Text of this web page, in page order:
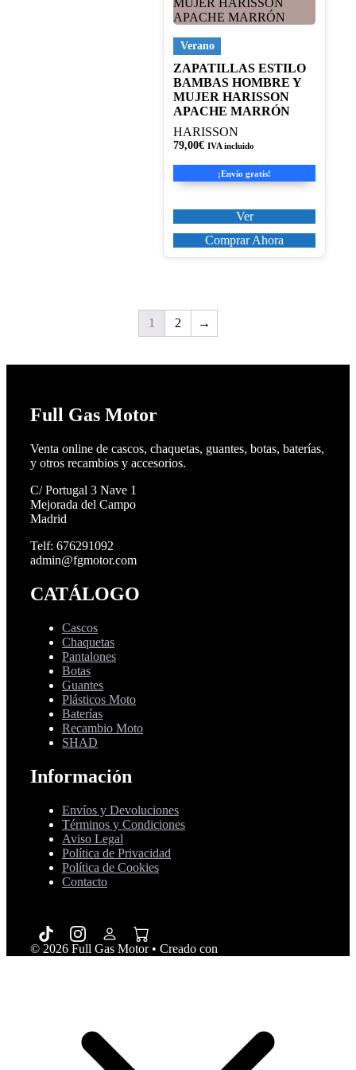
Verano
ZAPATILLAS ESTILO
BAMBAS HOMBRE Y
MUJER HARISSON
APACHE MARRÓN
HARISSON
79,00€ IVA incluido
¡Envío gratis!
Ver
múltiples
Las
opciones
se
pueden
elegir
en
la
página
Comprar Ahora
1 2 →
Full Gas Motor
Venta online de cascos, chaquetas, guantes, botas, baterías,
y otros recambios y accesorios.
C/ Portugal 3 Nave 1
Mejorada del Campo
Madrid
Telf: 676291092
admin@fgmotor.com
CATÁLOGO
Cascos
Chaquetas
Pantalones
Botas
Guantes
Plásticos Moto
Baterías
Recambio Moto
SHAD
Información
Envíos y Devoluciones
Términos y Condiciones
Aviso Legal
Política de Privacidad
Política de Cookies
Contacto
© 2026 Full Gas Motor• Creado con